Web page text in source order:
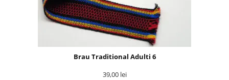
Brau Traditional Adulti 6
39,00 lei